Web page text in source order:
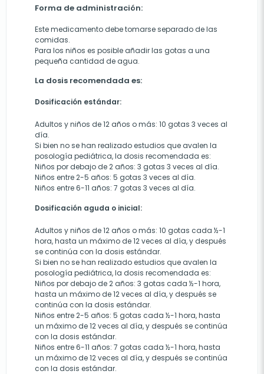
Forma de administración:
Este medicamento debe tomarse separado de las
comidas.
Para los niños es posible añadir las gotas a una
pequeña cantidad de agua.
La dosis recomendada es:
Dosificación estándar:
Adultos y niños de 12 años o más: 10 gotas 3 veces al
día.
Si bien no se han realizado estudios que avalen la
posología pediátrica, la dosis recomendada es:
Niños por debajo de 2 años: 3 gotas 3 veces al día.
Niños entre 2-5 años: 5 gotas 3 veces al día.
Niños entre 6-11 años: 7 gotas 3 veces al día.
Dosificación aguda o inicial:
Adultos y niños de 12 años o más: 10 gotas cada ½-1
hora, hasta un máximo de 12 veces al día, y después
se continúa con la dosis estándar.
Si bien no se han realizado estudios que avalen la
posología pediátrica, la dosis recomendada es:
Niños por debajo de 2 años: 3 gotas cada ½-1 hora,
hasta un máximo de 12 veces al día, y después se
continúa con la dosis estándar.
Niños entre 2-5 años: 5 gotas cada ½-1 hora, hasta
un máximo de 12 veces al día, y después se continúa
con la dosis estándar.
Niños entre 6-11 años: 7 gotas cada ½-1 hora, hasta
un máximo de 12 veces al día, y después se continúa
con la dosis estándar.